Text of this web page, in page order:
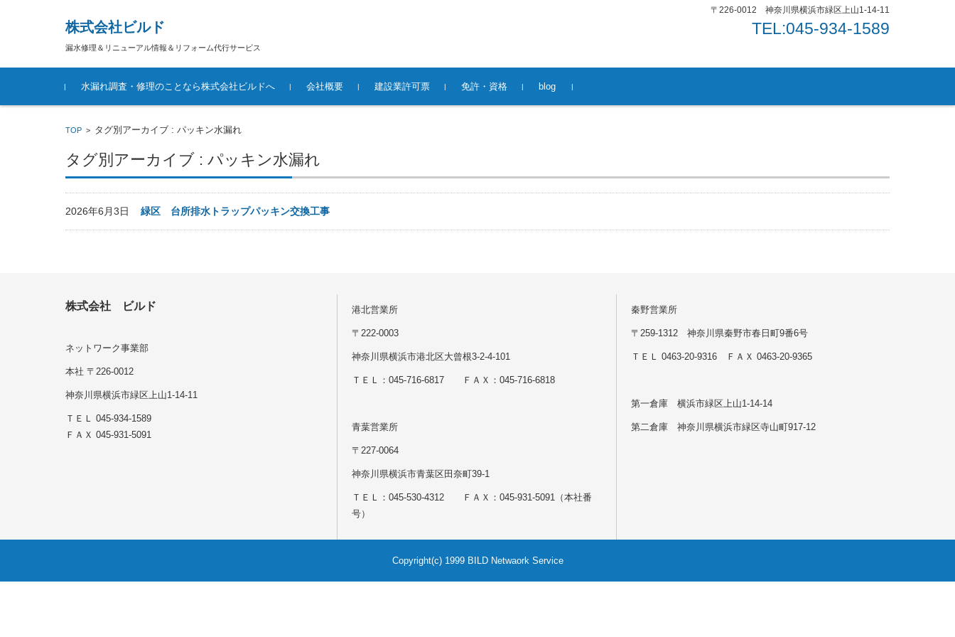
株式会社ビルド
漏水修理＆リニューアル情報＆リフォーム代行サービス
〒226-0012 神奈川県横浜市緑区上山1-14-11
TEL:045-934-1589
コンテンツに移動
水漏れ調査・修理のことなら株式会社ビルドへ
会社概要 建設業許可票 免許・資格 blog
TOP > タグ別アーカイブ : パッキン水漏れ
タグ別アーカイブ : パッキン水漏れ
2026年6月3日 緑区 台所排水トラップパッキン交換工事
株式会社 ビルド
ネットワーク事業部
本社 〒226-0012
神奈川県横浜市緑区上山1-14-11
ＴＥＬ 045-934-1589
ＦＡＸ 045-931-5091
港北営業所
〒222-0003
神奈川県横浜市港北区大曾根3-2-4-101
ＴＥＬ：045-716-6817 ＦＡＸ：045-716-6818
青葉営業所
〒227-0064
神奈川県横浜市青葉区田奈町39-1
ＴＥＬ：045-530-4312 ＦＡＸ：045-931-5091（本社番
号）
秦野営業所
〒259-1312 神奈川県秦野市春日町9番6号
ＴＥＬ 0463-20-9316 ＦＡＸ 0463-20-9365
第一倉庫 横浜市緑区上山1-14-14
第二倉庫 神奈川県横浜市緑区寺山町917-12
Copyright(c) 1999 BILD Netwaork Service